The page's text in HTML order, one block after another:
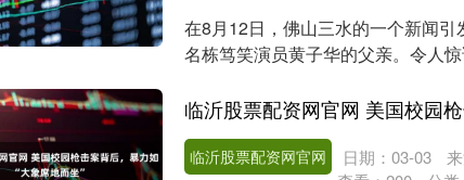
在8月12日，佛山三水的一个新闻
名栋笃笑演员黄子华的父亲。令人
临沂股票配资网官网 日期：03-03